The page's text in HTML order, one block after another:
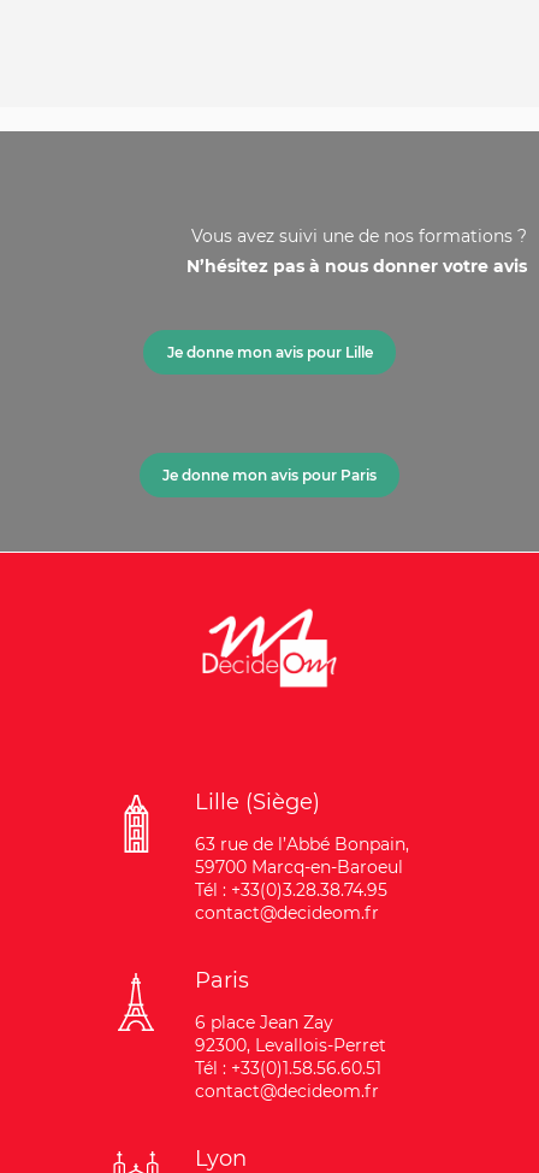
Vous avez suivi une de nos formations ?
N’hésitez pas à nous donner votre avis
Je donne mon avis pour Lille
Je donne mon avis pour Paris
Lille (Siège)
63 rue de l’Abbé Bonpain,
59700 Marcq-en-Baroeul
Tél : +33(0)3.28.38.74.95
contact@decideom.fr
Paris
6 place Jean Zay
92300, Levallois-Perret
Tél : +33(0)1.58.56.60.51
contact@decideom.fr
Lyon